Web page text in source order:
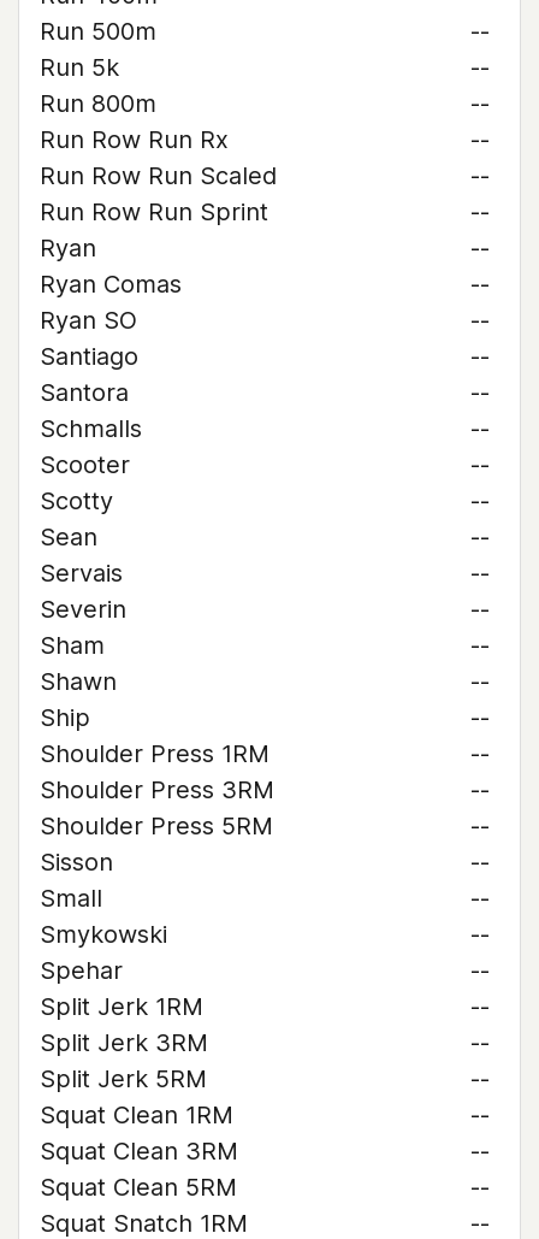
Run 500m
--
Run 5k
--
Run 800m
--
Run Row Run Rx
--
Run Row Run Scaled
--
Run Row Run Sprint
--
Ryan
--
Ryan Comas
--
Ryan SO
--
Santiago
--
Santora
--
Schmalls
--
Scooter
--
Scotty
--
Sean
--
Servais
--
Severin
--
Sham
--
Shawn
--
Ship
--
Shoulder Press 1RM
--
Shoulder Press 3RM
--
Shoulder Press 5RM
--
Sisson
--
Small
--
Smykowski
--
Spehar
--
Split Jerk 1RM
--
Split Jerk 3RM
--
Split Jerk 5RM
--
Squat Clean 1RM
--
Squat Clean 3RM
--
Squat Clean 5RM
--
Squat Snatch 1RM
--